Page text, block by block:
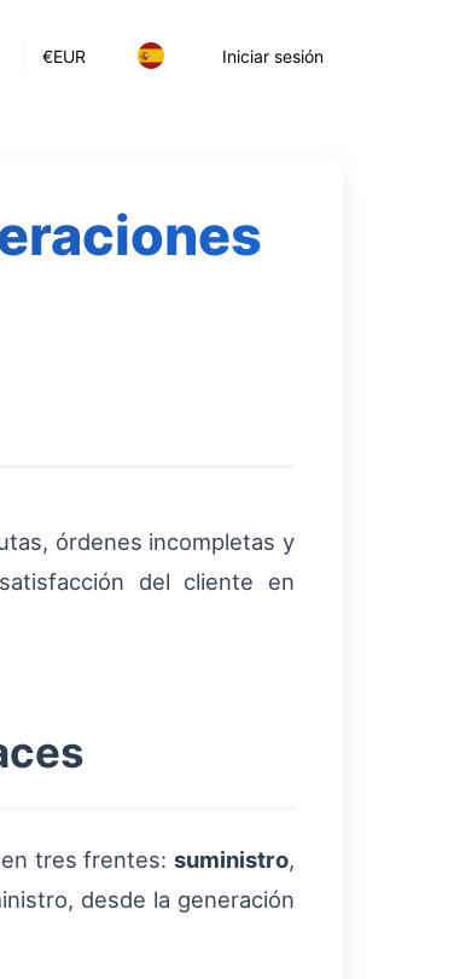
€EUR Iniciar sesión
órdenes incompletas y
del cliente en
tres frentes: suministro,
desde la generación